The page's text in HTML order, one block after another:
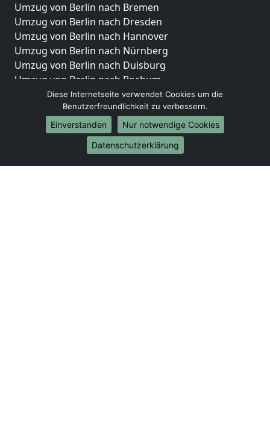
Umzug von Berlin nach Bremen
Umzug von Berlin nach Dresden
Umzug von Berlin nach Hannover
Umzug von Berlin nach Nürnberg
Umzug von Berlin nach Duisburg
Umzug von Berlin nach Bochum
Umzug von Berlin nach Wuppertal
Umzug von Berlin nach Bielefeld
Umzug von Berlin nach Bonn
Umzug von Berlin nach Münster
Diese Internetseite verwendet Cookies um die
Benutzerfreundlichkeit zu verbessern.
Einverstanden
Nur notwendige Cookies
Datenschutzerklärung